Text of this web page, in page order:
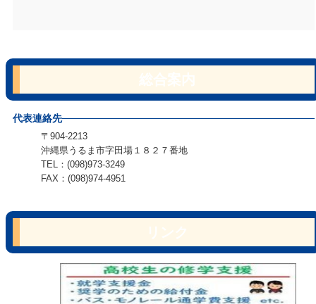
代表連絡先
〒904-2213
沖縄県うるま市字田場１８２７番地
TEL：(098)973-3249
FAX：(098)974-4951